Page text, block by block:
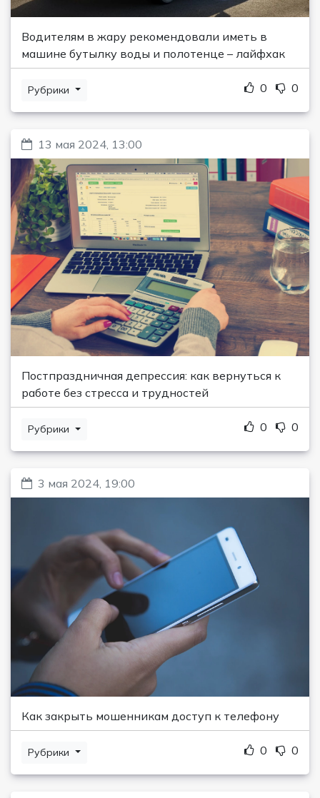
Водителям в жару рекомендовали иметь в
машине бутылку воды и полотенце – лайфхак
Рубрики 0 0
13 мая 2024, 13:00
Постпраздничная депрессия: как вернуться к
работе без стресса и трудностей
Рубрики 0 0
3 мая 2024, 19:00
Как закрыть мошенникам доступ к телефону
Рубрики 0 0